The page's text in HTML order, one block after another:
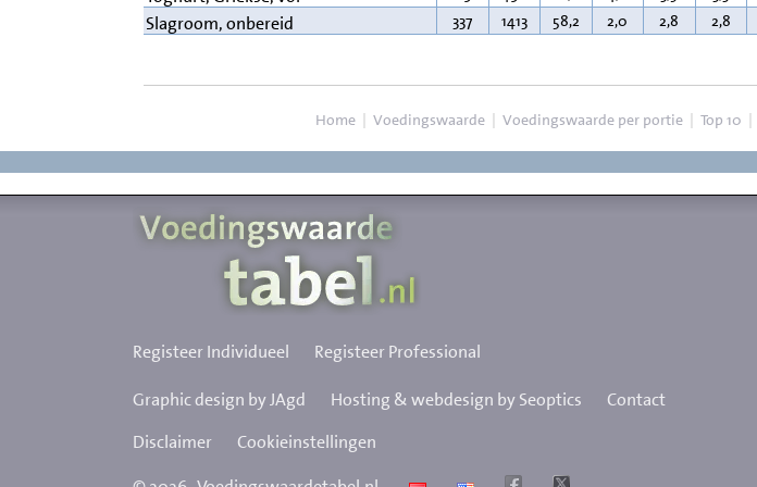
Slagroom, onbereid 337 1413 58,2 2,0 2,8 2,8
Home | Voedingswaarde | Voedingswaarde per portie | Top 10 |
Registeer Individueel Registeer Professional
Graphic design by JAgd Hosting & webdesign by Seoptics
Contact
Disclaimer
Cookieinstellingen